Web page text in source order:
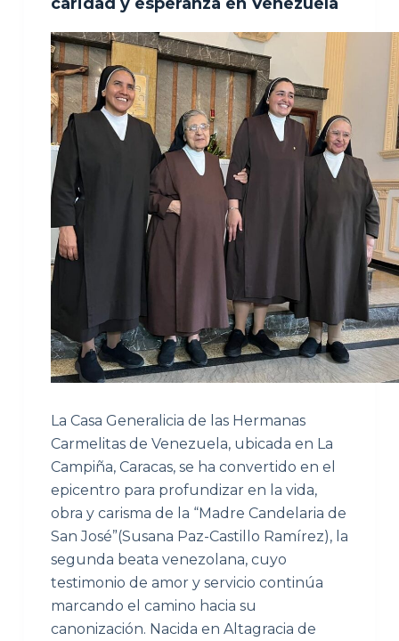
La Casa Generalicia de las Hermanas
Carmelitas de Venezuela, ubicada en La
Campiña, Caracas, se ha convertido en el
epicentro para profundizar en la vida,
obra y carisma de la “Madre Candelaria de
San José”(Susana Paz-Castillo Ramírez), la
segunda beata venezolana, cuyo
testimonio de amor y servicio continúa
marcando el camino hacia su
canonización. Nacida en Altagracia de